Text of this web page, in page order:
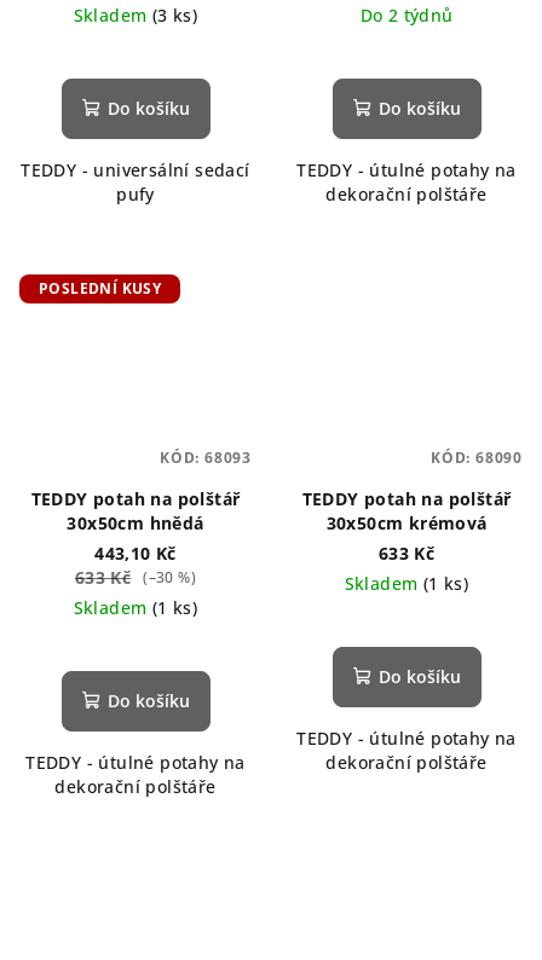
Skladem (3 ks)
Do košíku
TEDDY - universální sedací
pufy
Do 2 týdnů
Do košíku
TEDDY - útulné potahy na
dekorační polštáře
POSLEDNÍ KUSY
TEDDY potah na polštář
30x50cm hnědá
443,10 Kč
633 Kč (–30 %)
Skladem (1 ks)
Do košíku
TEDDY - útulné potahy na
dekorační polštáře
KÓD: 68093
TEDDY potah na polštář
30x50cm krémová
633 Kč
Skladem (1 ks)
Do košíku
TEDDY - útulné potahy na
dekorační polštáře
KÓD: 68090